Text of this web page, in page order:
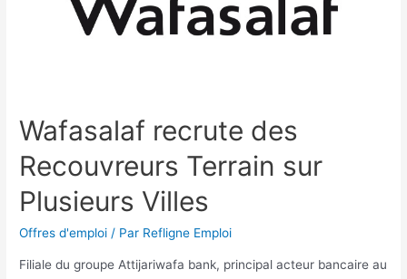
Wafasalaf recrute des
Recouvreurs Terrain sur
Plusieurs Villes
Offres d'emploi / Par Refligne Emploi
Filiale du groupe Attijariwafa bank, principal acteur bancaire au